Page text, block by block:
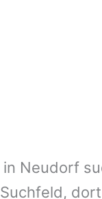
Neudorf